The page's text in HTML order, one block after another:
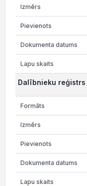
Dalībnieku reģistrs